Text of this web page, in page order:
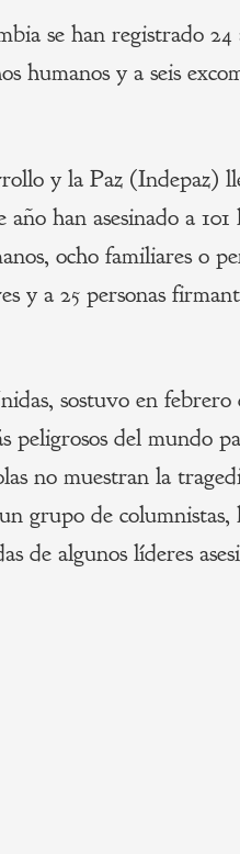
se han registrado 24
humanos y a seis
y la Paz (Indepaz)
han asesinado a 101
ocho familiares o
y a 25 personas
sostuvo en febrero
peligrosos del mundo
no muestran la
grupo de columnistas,
de algunos líderes